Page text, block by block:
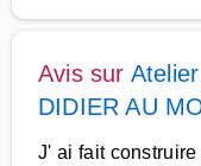
Avis sur
DIDIER AU
J' ai fait